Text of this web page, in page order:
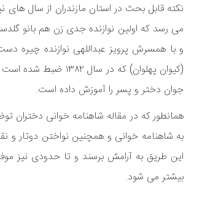
نکته قابل بحث در استان مازندران از سال
و با همسرش پرویز عبداللهی نوازنده
(کیوان پهلوان)
جوان دختر و پسر را آموزش داده است.
همانطور که در مقاله شاهنامه خوانی دختران
به شاهنامه خوانی و همچنین نواختن دوتار و
این طریق به آرامش برسند و تا حدودی نیز
بیشتر می شود.